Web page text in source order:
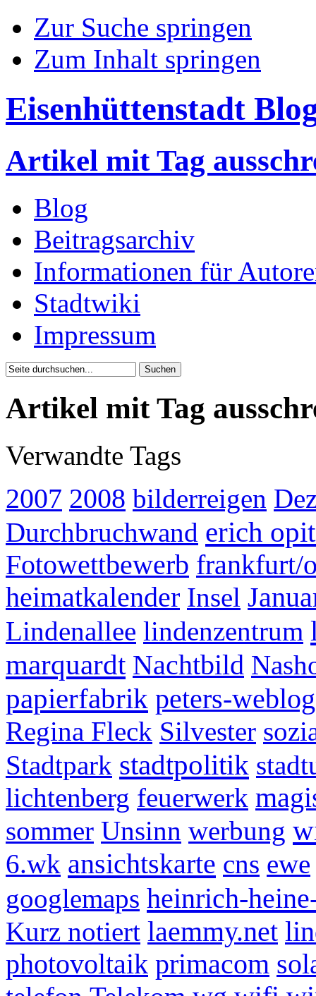
Zur Suche springen
Zum Inhalt springen
Eisenhüttenstadt
Artikel mit Tag
Blog
Beitragsarchiv
Informationen für
Stadtwiki
Impressum
Artikel mit Tag
Verwandte Tags
2007 2008 bilderreigen
Durchbruchwand erich
Fotowettbewerb frankfurt/
heimatkalender Insel
Lindenallee lindenzentrum
marquardt Nachtbild
papierfabrik peters-weblog
Regina Fleck Silvester
Stadtpark stadtpolitik
lichtenberg feuerwerk
sommer Unsinn werbung
6.wk ansichtskarte cns ewe
googlemaps heinrich-
Kurz notiert laemmy.net
photovoltaik primacom